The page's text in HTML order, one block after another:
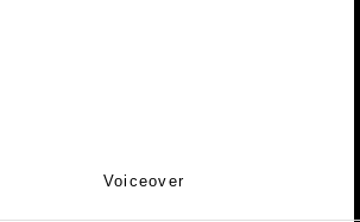
Voiceover